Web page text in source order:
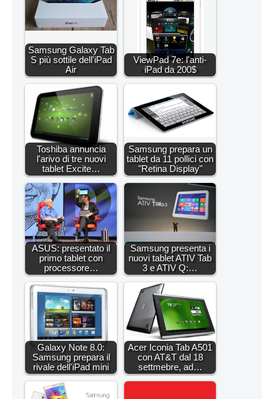
Samsung Galaxy Tab
S più sottile dell'iPad
Air
ViewPad 7e: l'anti-
iPad da 200$
Toshiba annuncia
l'arivo di tre nuovi
tablet Excite…
Samsung prepara un
tablet da 11 pollici con
"Retina Display"
ASUS: presentato il
primo tablet con
processore…
Samsung presenta i
nuovi tablet ATIV Tab
3 e ATIV Q:…
Galaxy Note 8.0:
Samsung prepara il
rivale dell'iPad mini
Acer Iconia Tab A501
con AT&T dal 18
settmebre, ad…